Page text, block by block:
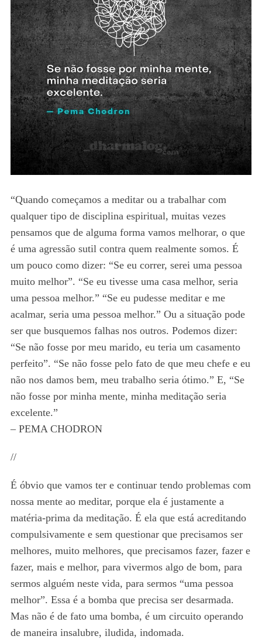
“Quando começamos a meditar ou a trabalhar com
qualquer tipo de disciplina espiritual, muitas vezes
pensamos que de alguma forma vamos melhorar, o que
é uma agressão sutil contra quem realmente somos. É
um pouco como dizer: “Se eu correr, serei uma pessoa
muito melhor”. “Se eu tivesse uma casa melhor, seria
uma pessoa melhor.” “Se eu pudesse meditar e me
acalmar, seria uma pessoa melhor.” Ou a situação pode
ser que busquemos falhas nos outros. Podemos dizer:
“Se não fosse por meu marido, eu teria um casamento
perfeito”. “Se não fosse pelo fato de que meu chefe e eu
não nos damos bem, meu trabalho seria ótimo.” E, “Se
não fosse por minha mente, minha meditação seria
excelente.”
– PEMA CHODRON
//
É óbvio que vamos ter e continuar tendo problemas com
nossa mente ao meditar, porque ela é justamente a
matéria-prima da meditação. É ela que está acreditando
compulsivamente e sem questionar que precisamos ser
melhores, muito melhores, que precisamos fazer, fazer e
fazer, mais e melhor, para vivermos algo de bom, para
sermos alguém neste vida, para sermos “uma pessoa
melhor”. Essa é a bomba que precisa ser desarmada.
Mas não é de fato uma bomba, é um circuito operando
de maneira insalubre, iludida, indomada.